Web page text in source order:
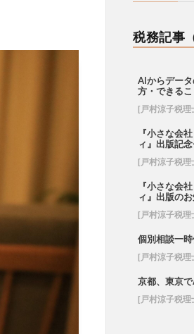
税務記事
AIからデー
方・できるこ
[戸村涼子税
『小さな会
ィ』出版記
[戸村涼子税
『小さな会
ィ』出版の
[戸村涼子税
個別相談一
[戸村涼子税
京都、東京
[戸村涼子税